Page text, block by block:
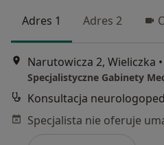
Adres 1 Adres 2
Narutowicza 2, Wieliczka •
Specjalistyczne Gabinety